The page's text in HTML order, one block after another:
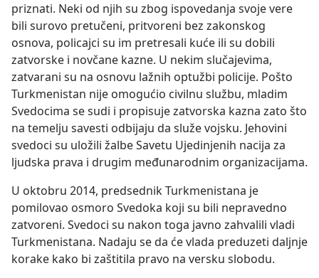
priznati. Neki od njih su zbog ispovedanja svoje vere
bili surovo pretučeni, pritvoreni bez zakonskog
osnova, policajci su im pretresali kuće ili su dobili
zatvorske i novčane kazne. U nekim slučajevima,
zatvarani su na osnovu lažnih optužbi policije. Pošto
Turkmenistan nije omogućio civilnu službu, mladim
Svedocima se sudi i propisuje zatvorska kazna zato što
na temelju savesti odbijaju da služe vojsku. Jehovini
svedoci su uložili žalbe Savetu Ujedinjenih nacija za
ljudska prava i drugim međunarodnim organizacijama.
U oktobru 2014, predsednik Turkmenistana je
pomilovao osmoro Svedoka koji su bili nepravedno
zatvoreni. Svedoci su nakon toga javno zahvalili vladi
Turkmenistana. Nadaju se da će vlada preduzeti daljnje
korake kako bi zaštitila pravo na versku slobodu.